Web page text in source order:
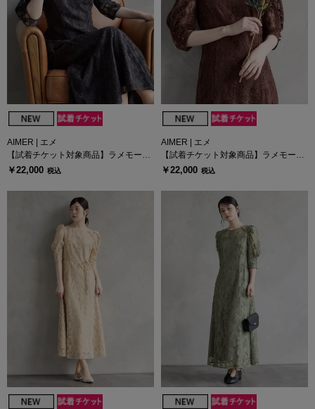
AIMER | エメ
【試着チケット対象商品】ラメモール
レース七分袖パネルラインドレス
￥22,000 税込
AIMER | エメ
【試着チケット対象商品】ラメモール
レース七分袖パネルラインドレス
￥22,000 税込